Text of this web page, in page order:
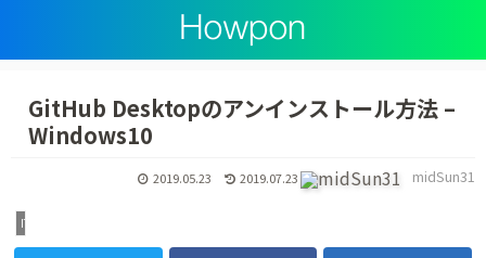
GitHub Desktopのアンインストール方法 –
Windows10
midSun31
2019.07.23
2019.05.23
IT・デジタル